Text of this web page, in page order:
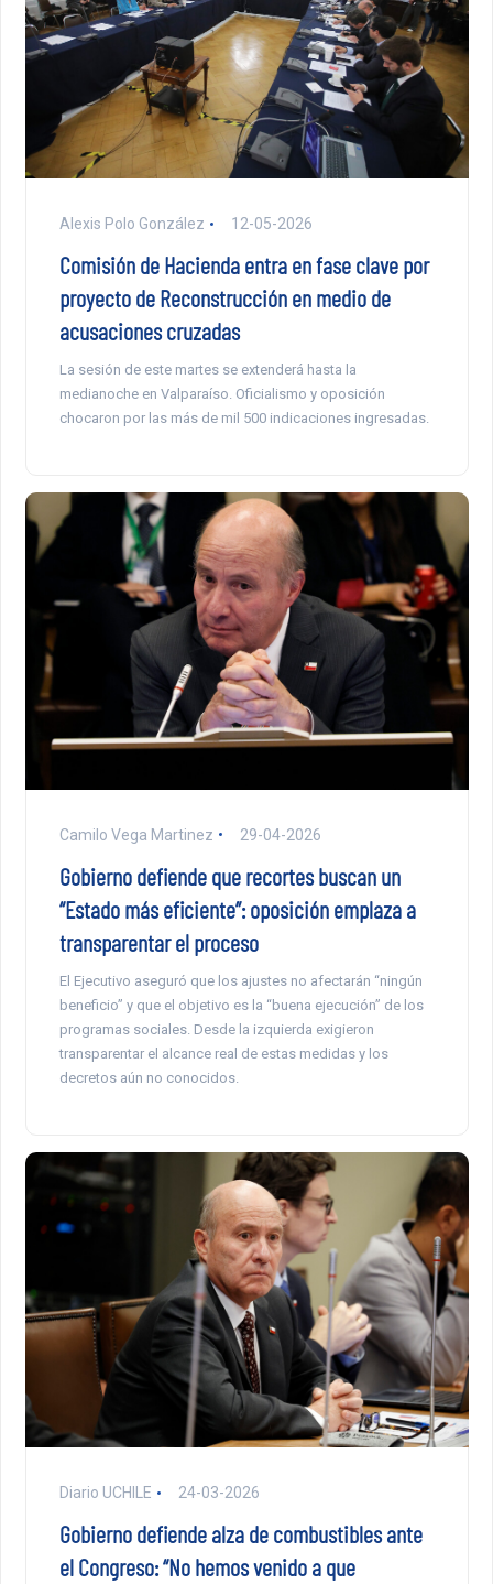
Alexis Polo González 12-05-2026
Comisión de Hacienda entra en fase clave por
proyecto de Reconstrucción en medio de
acusaciones cruzadas
La sesión de este martes se extenderá hasta la
medianoche en Valparaíso. Oficialismo y oposición
chocaron por las más de mil 500 indicaciones ingresadas.
Camilo Vega Martinez 29-04-2026
Gobierno defiende que recortes buscan un
“Estado más eficiente”: oposición emplaza a
transparentar el proceso
El Ejecutivo aseguró que los ajustes no afectarán “ningún
beneficio” y que el objetivo es la “buena ejecución” de los
programas sociales. Desde la izquierda exigieron
transparentar el alcance real de estas medidas y los
decretos aún no conocidos.
Diario UCHILE 24-03-2026
Gobierno defiende alza de combustibles ante
el Congreso: “No hemos venido a que